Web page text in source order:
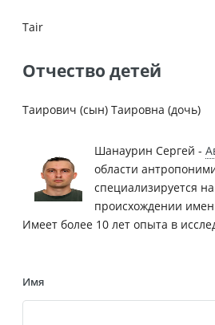
Tair
Отчество детей
Таирович (сын) Таировна (дочь)
Шанаурин Сергей -
области
специализируется
происхождении
Имеет более 10 лет опыта в
Имя